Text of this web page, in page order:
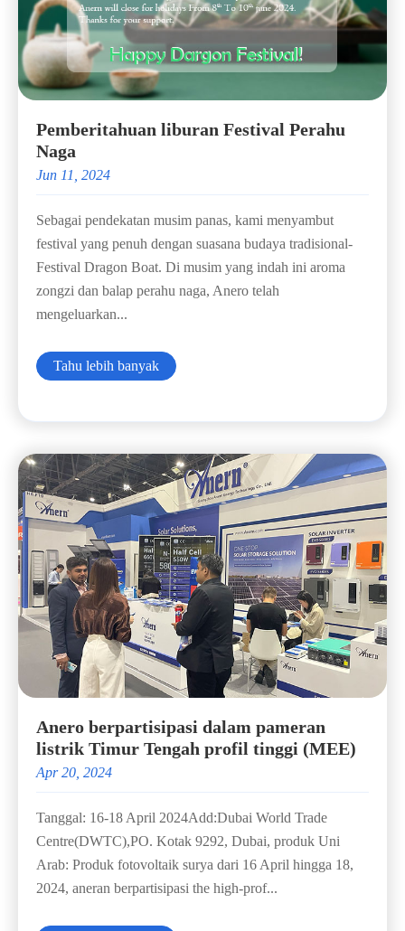
Pemberitahuan liburan Festival Perahu
Naga
Jun 11, 2024
Sebagai pendekatan musim panas, kami menyambut
festival yang penuh dengan suasana budaya tradisional-
Festival Dragon Boat. Di musim yang indah ini aroma
zongzi dan balap perahu naga, Anero telah
mengeluarkan...
Tahu lebih banyak
Anero berpartisipasi dalam pameran
listrik Timur Tengah profil tinggi (MEE)
Apr 20, 2024
Tanggal: 16-18 April 2024Add:Dubai World Trade
Centre(DWTC),PO. Kotak 9292, Dubai, produk Uni
Arab: Produk fotovoltaik surya dari 16 April hingga 18,
2024, aneran berpartisipasi the high-prof...